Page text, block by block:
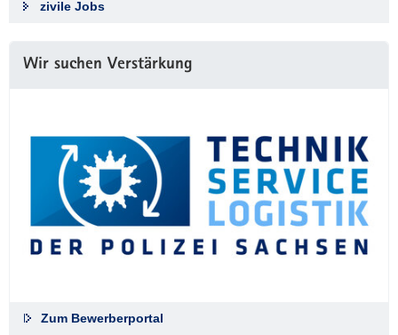
zivile Jobs
Wir suchen Verstärkung
Zum Bewerberportal